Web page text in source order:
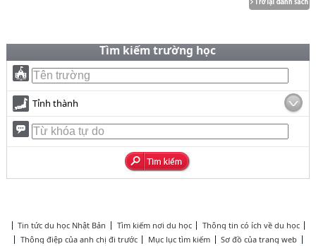
Tìm kiếm trường học
Tỉnh thành
Tin tức du học Nhật Bản Tìm kiếm nơi du học
Thông tin có ích về du học
Thông điệp của anh chị đi trước
Mục lục tìm kiếm
Sơ đồ của trang web